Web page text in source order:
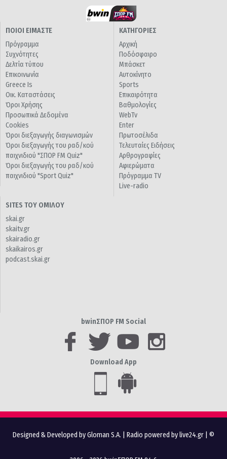
ΠΟΙΟΙ ΕΙΜΑΣΤΕ
Πρόγραμμα
Συχνότητες
Δελτία τύπου
Επικοινωνία
Greece Is
Οικ. Καταστάσεις
Όροι Χρήσης
Προσωπικά Δεδομένα
Cookies
Όροι διεξαγωγής διαγωνισμών
Όροι διεξαγωγής του ραδ/κού
παιχνιδιού "ΣΠΟΡ FM Quiz"
Όροι διεξαγωγής του ραδ/κού
παιχνιδιού "Sport Quiz"
ΚΑΤΗΓΟΡΙΕΣ
Αρχική
Ποδόσφαιρο
Μπάσκετ
Αυτοκίνητο
Sports
Επικαιρότητα
Βαθμολογίες
WebTv
Enter
Πρωτοσέλιδα
Τελευταίες Ειδήσεις
Αρθρογραφίες
Αφιερώματα
Πρόγραμμα TV
Live-radio
SITES ΤΟΥ ΟΜΙΛΟΥ
skai.gr
skaitv.gr
skairadio.gr
skaikairos.gr
podcast.skai.gr
bwinΣΠΟΡ FM Social
Download App
Designed & Developed by Gloman S.A. Radio powered by live24.gr | ©